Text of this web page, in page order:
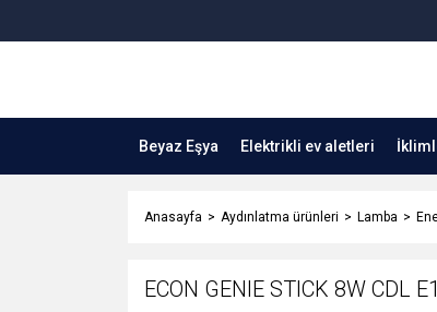
Beyaz Eşya Elektrikli ev aletleri
Anasayfa Aydınlatma ürünleri Lamba
ECON GENIE STICK 8W CDL